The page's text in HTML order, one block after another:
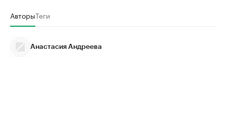
АвторыТеги
Анастасия Андреева